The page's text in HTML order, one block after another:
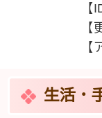
【
【
【
生活・